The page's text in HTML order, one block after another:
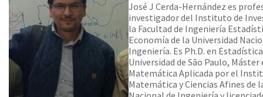
José J Cerda-Hernández es
investigador del Instituto de
la Facultad de Ingeniería
Economía de la Universidad
Ingeniería. Es Ph.D. en
Universidad de São Paulo, Máster
Matemática Aplicada por el
Matemática y Ciencias Afines de